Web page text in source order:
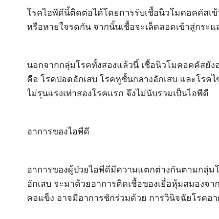
โรคไอพีดีนี้ติดต่อได้โดยการรับเชื้อนิวโมคอคคัสเ
หรือหายใจรดกัน จากนั้นเชื้อจะเล็ดลอดเข้าสู่กระ
นอกจากกลุ่มโรคทั้งสองแล้วนี้ เชื้อนิวโมคอคคัสยัง
คือ โรคปอดอักเสบ โรคหูชั้นกลางอักเสบ และโรค
ไม่รุนแรงเท่าสองโรคแรก จึงไม่นับรวมเป็นไอพีดี
อาการของไอพีดี
อาการของผู้ป่วยไอพีดีมีความแตกต่างกันตามกลุ่ม
อักเสบ จะมาด้วยอาการติดเชื้อของเยื่อหุ้มสมองจ
คอแข็ง อาจมีอาการชักร่วมด้วย การวินิจฉัยโรคอ